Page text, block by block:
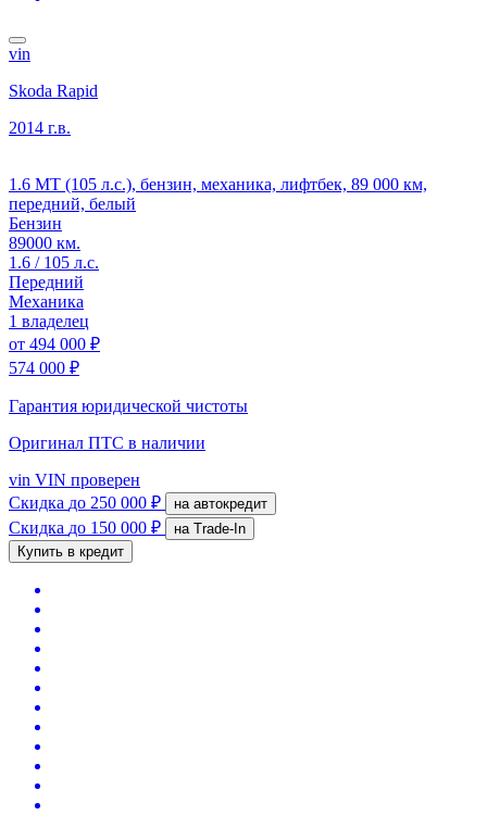
vin
Skoda Rapid
2014 г.в.
1.6 MT (105 л.с.), бензин, механика, лифтбек, 89 000 км,
передний, белый
Бензин
89000 км.
1.6 / 105 л.с.
Передний
Механика
1 владелец
от 494 000 ₽
574 000 ₽
Гарантия юридической чистоты
Оригинал ПТС в наличии
vin VIN проверен
Скидка до 250 000 ₽ на автокредит
Скидка до 150 000 ₽
на Trade-In
Купить в кредит